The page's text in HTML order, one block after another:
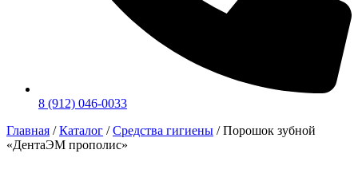
8 (912) 046-0033
Главная / Каталог / Средства гигиены / Порошок зубной
«ДентаЭМ прополис»